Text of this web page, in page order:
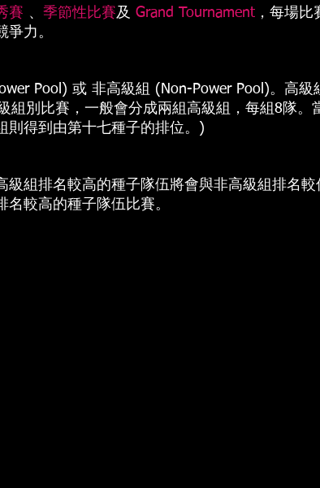
賽 、 季節性比賽及 Grand Tournament ，每場
爭力。
Pool) 或 非高級組 (Non-Power Pool)。高級
別比賽，一般會分成兩組高級組，每組8隊。
則得到由第十七種子的排位。)
組排名較高的種子隊伍將會與非高級組排名較
較高的種子隊伍比賽。